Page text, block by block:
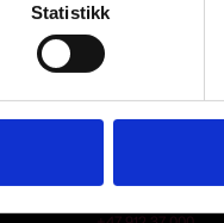
Statistikker hans nye
helt nytt for meg. Jeg
Kontakt